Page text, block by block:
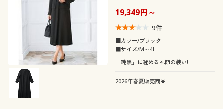
19,349円～
9件
■カラー/ブラック
■サイズ/M～4L
「純黒」に秘める礼節の装い!
2026年春夏販売商品